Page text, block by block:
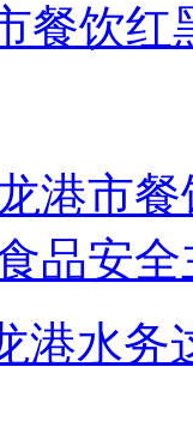
餐饮
港市
品安
港水务